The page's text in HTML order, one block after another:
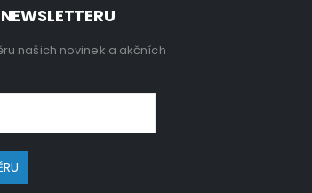
našich novinek a akčních